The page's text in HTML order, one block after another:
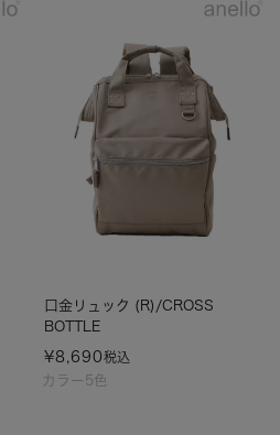
カラー5色
口金リュック (R)/CROSS
BOTTLE
¥8,690税込